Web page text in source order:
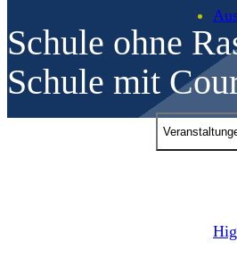
Schule ohne
Schule mit